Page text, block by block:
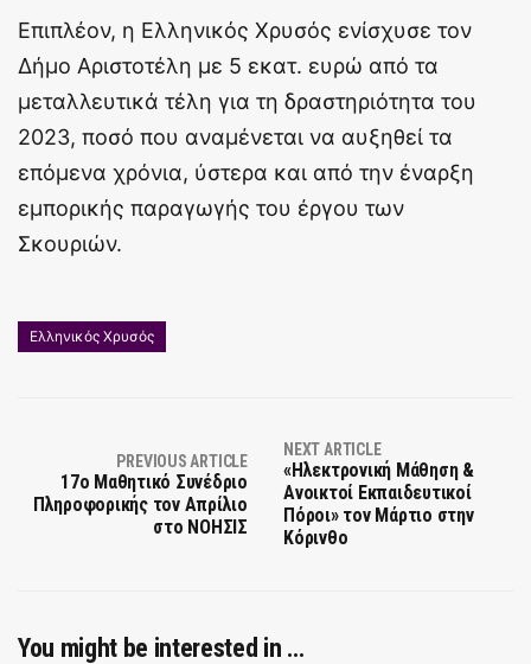
Επιπλέον, η Ελληνικός Χρυσός ενίσχυσε τον
Δήμο Αριστοτέλη με 5 εκατ. ευρώ από τα
μεταλλευτικά τέλη για τη δραστηριότητα του
2023, ποσό που αναμένεται να αυξηθεί τα
επόμενα χρόνια, ύστερα και από την έναρξη
εμπορικής παραγωγής του έργου των
Σκουριών.
Ελληνικός Χρυσός
PREVIOUS ARTICLE
17ο Μαθητικό Συνέδριο
Πληροφορικής τον Απρίλιο
στο ΝΟΗΣΙΣ
NEXT ARTICLE
«Ηλεκτρονική Μάθηση &
Ανοικτοί Εκπαιδευτικοί
Πόροι» τον Μάρτιο στην
Κόρινθο
You might be interested in …